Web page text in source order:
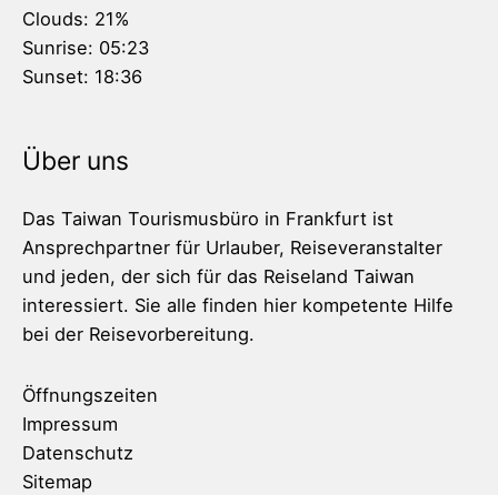
Clouds: 21%
Sunrise: 05:23
Sunset: 18:36
Über uns
Das Taiwan Tourismusbüro in Frankfurt ist
Ansprechpartner für Urlauber, Reiseveranstalter
und jeden, der sich für das Reiseland Taiwan
interessiert. Sie alle finden hier kompetente Hilfe
bei der Reisevorbereitung.
Öffnungszeiten
Impressum
Datenschutz
Sitemap